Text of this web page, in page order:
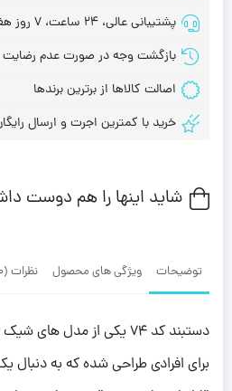
پشتیبانی عالی، 24 ساعت، 7 روز هفته
بازگشت وجه در صورت عدم رضایت
اصالت کالاها از برترین برندها
خرید با کمترین اجرت و ارسال
شاید اینها را هم دوست
توضیحات ویژگی های محصول نظرات (0)
دستبند کد 74 یکی از مدل
برای افرادی طراحی شده که به